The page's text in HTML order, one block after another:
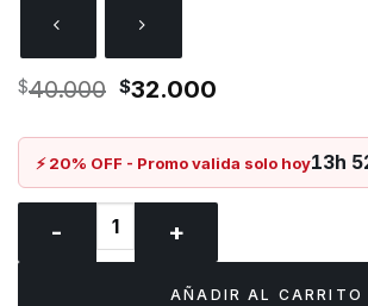
$40.000 El
original
era:
$40.000.
$32.000
actual
es:
$32.000.
⚡ 20% OFF - Promo valida solo hoy13h
MEDIAS de compresión PERRITOS
AÑADIR AL CARRITO